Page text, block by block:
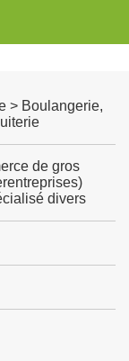
> Boulangerie,
de gros
divers